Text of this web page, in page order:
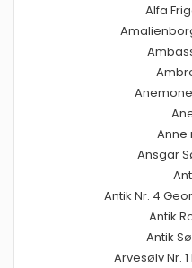
Alfa
Anne
Ansgar
Antik Nr. 4
Antik
Antik
Arvesølv Nr.